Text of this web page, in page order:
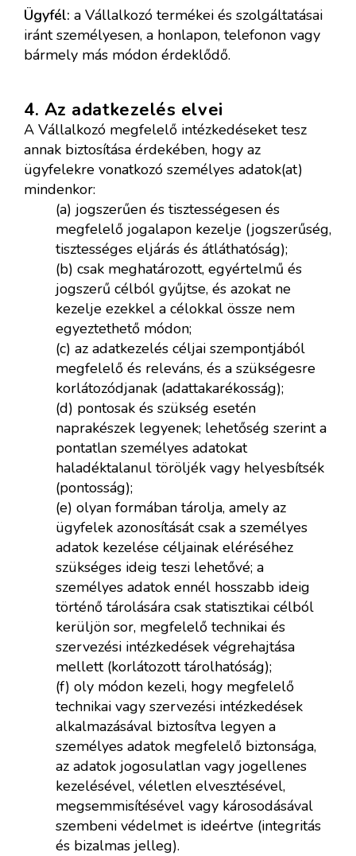
Ügyfél: a Vállalkozó termékei és szolgáltatásai
iránt személyesen, a honlapon, telefonon vagy
bármely más módon érdeklődő.
4. Az adatkezelés elvei
A Vállalkozó megfelelő intézkedéseket tesz
annak biztosítása érdekében, hogy az
ügyfelekre vonatkozó személyes adatok(at)
mindenkor:
(a) jogszerűen és tisztességesen és
megfelelő jogalapon kezelje (jogszerűség,
tisztességes eljárás és átláthatóság);
(b) csak meghatározott, egyértelmű és
jogszerű célból gyűjtse, és azokat ne
kezelje ezekkel a célokkal össze nem
egyeztethető módon;
(c) az adatkezelés céljai szempontjából
megfelelő és releváns, és a szükségesre
korlátozódjanak (adattakarékosság);
(d) pontosak és szükség esetén
naprakészek legyenek; lehetőség szerint a
pontatlan személyes adatokat
haladéktalanul töröljék vagy helyesbítsék
(pontosság);
(e) olyan formában tárolja, amely az
ügyfelek azonosítását csak a személyes
adatok kezelése céljainak eléréséhez
szükséges ideig teszi lehetővé; a
személyes adatok ennél hosszabb ideig
történő tárolására csak statisztikai célból
kerüljön sor, megfelelő technikai és
szervezési intézkedések végrehajtása
mellett (korlátozott tárolhatóság);
(f) oly módon kezeli, hogy megfelelő
technikai vagy szervezési intézkedések
alkalmazásával biztosítva legyen a
személyes adatok megfelelő biztonsága,
az adatok jogosulatlan vagy jogellenes
kezelésével, véletlen elvesztésével,
megsemmisítésével vagy károsodásával
szembeni védelmet is ideértve (integritás
és bizalmas jelleg).